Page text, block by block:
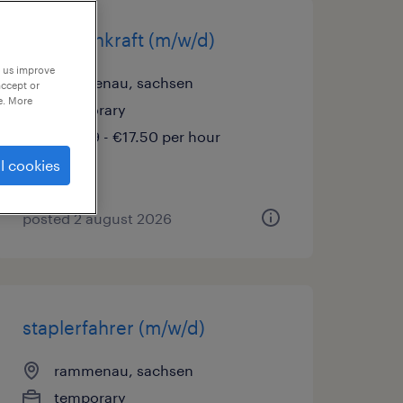
lagerfachkraft (m/w/d)
rammenau, sachsen
temporary
€15.69 - €17.50 per hour
posted 2 august 2026
staplerfahrer (m/w/d)
rammenau, sachsen
temporary
improve
or
More
cookies